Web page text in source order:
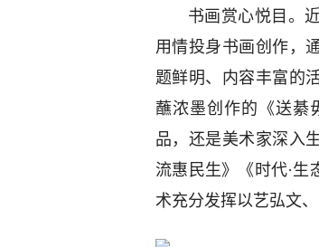
书画赏心悦目。
用情投身书画创作，
题鲜明、内容丰富的
蘸浓墨创作的《送綦
品，还是美术家深入
流惠民生》《时代·
术充分发挥以艺弘文